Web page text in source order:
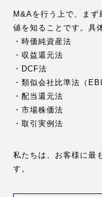
M&Aを行う上で、ま
値を知ることです。具
・時価純資産法
・収益還元法
・DCF法
・類似会社比準法（
・配当還元法
・市場株価法
・取引実例法
私たちは、お客様に最
す。